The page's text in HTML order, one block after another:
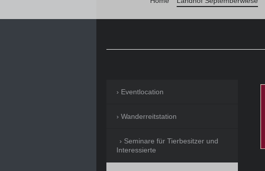
Eventlocation
Wanderreitstation
Seminare für Tierbesitzer und
Interessierte